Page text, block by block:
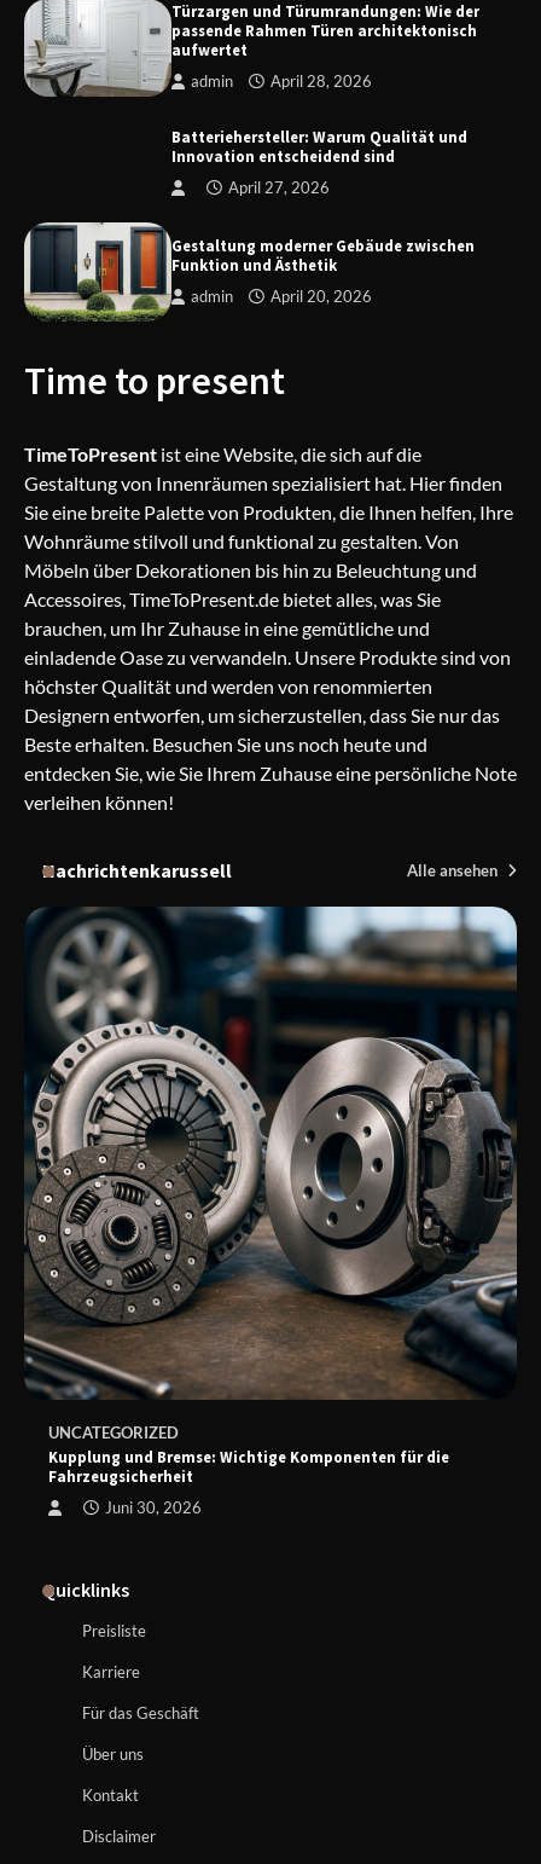
Funksteuerung Rolladen – Moderne
Steuerungssysteme für mehr Komfort
und Sicherheit
Türzargen und Türumrandungen: Wie
Gestaltung moderner Gebäude
zwischen Funktion und Ästhetik
Türzargen und Türumrandungen: Wie der
passende Rahmen Türen architektonisch
aufwertet
admin April 28, 2026
Batteriehersteller: Warum Qualität und
Innovation entscheidend sind
April 27, 2026
Gestaltung moderner Gebäude zwischen
Funktion und Ästhetik
admin April 20, 2026
Time to present
TimeToPresent ist eine Website, die sich auf die
Gestaltung von Innenräumen spezialisiert hat. Hier finden
Sie eine breite Palette von Produkten, die Ihnen helfen, Ihre
Wohnräume stilvoll und funktional zu gestalten. Von
Möbeln über Dekorationen bis hin zu Beleuchtung und
Accessoires, TimeToPresent.de bietet alles, was Sie
brauchen, um Ihr Zuhause in eine gemütliche und
einladende Oase zu verwandeln. Unsere Produkte sind von
höchster Qualität und werden von renommierten
Designern entworfen, um sicherzustellen, dass Sie nur das
Beste erhalten. Besuchen Sie uns noch heute und
entdecken Sie, wie Sie Ihrem Zuhause eine persönliche Note
verleihen können!
Nachrichtenkarussell Alle ansehen
UNCATEGORIZED
Kupplung und Bremse: Wichtige Komponenten für die
Fahrzeugsicherheit
Juni 30, 2026
Quicklinks
Preisliste
Karriere
Für das Geschäft
Über uns
Kontakt
Disclaimer